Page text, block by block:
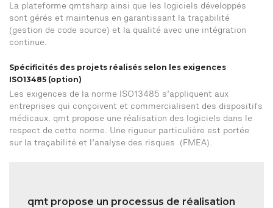
La plateforme qmtsharp ainsi que les logiciels développés
sont gérés et maintenus en garantissant la traçabilité
(gestion de code source) et la qualité avec une intégration
continue.
Spécificités des projets réalisés selon les exigences
ISO13485 (option)
Les exigences de la norme ISO13485 s’appliquent aux
entreprises qui conçoivent et commercialisent des dispositifs
médicaux. qmt propose une réalisation des logiciels dans le
respect de cette norme. Une rigueur particulière est portée
sur la traçabilité et l’analyse des risques (FMEA).
qmt propose un processus de réalisation